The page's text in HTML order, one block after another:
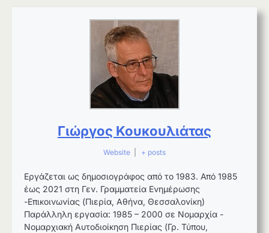
Γιώργος Κουκουλιάτας
Website + posts
Εργάζεται ως δημοσιογράφος από το 1983. Από 1985
έως 2021 στη Γεν. Γραμματεία Ενημέρωσης
-Επικοινωνίας (Πιερία, Αθήνα, Θεσσαλονίκη)
Παράλληλη εργασία: 1985 – 2000 σε Νομαρχία -
Νομαρχιακή Αυτοδιοίκηση Πιερίας (Γρ. Τύπου,